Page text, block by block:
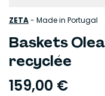
ZETA- Made in Portugal
Baskets
recyclée
159,00 €